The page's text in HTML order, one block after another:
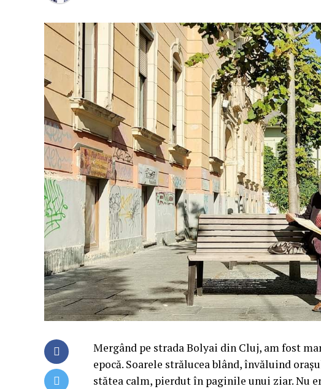
Mergând pe strada Bolyai din Cluj, am fost
epocă. Soarele strălucea blând, învăluind
stătea calm, pierdut în paginile unui ziar. Nu